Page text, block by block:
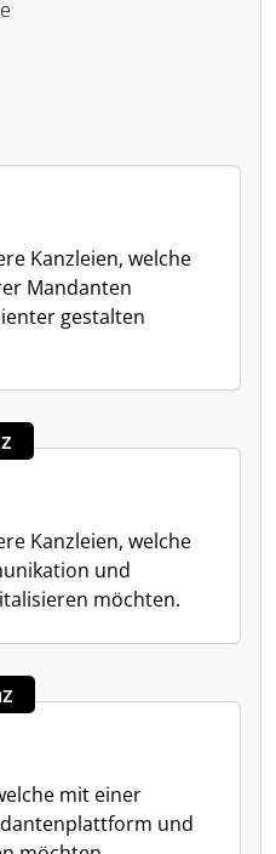
Kanzleien, welche
Mandanten
gestalten
Kanzleien, welche
und
möchten.
mit einer
und